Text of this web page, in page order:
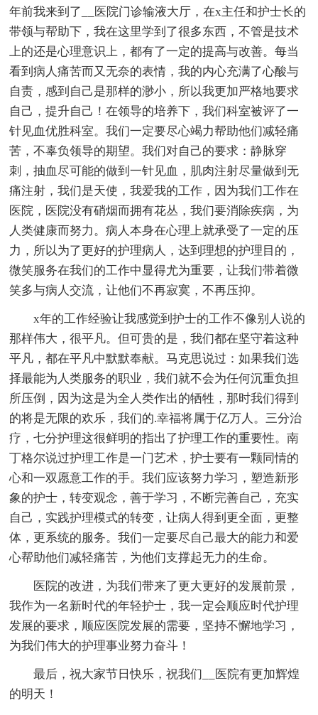
年前我来到了__医院门诊输液大厅，在x主任和护士长的
带领与帮助下，我在这里学到了很多东西，不管是技术
上的还是心理意识上，都有了一定的提高与改善。每当
看到病人痛苦而又无奈的表情，我的内心充满了心酸与
自责，感到自己是那样的渺小，所以我更加严格地要求
自己，提升自己！在领导的培养下，我们科室被评了一
针见血优胜科室。我们一定要尽心竭力帮助他们减轻痛
苦，不辜负领导的期望。我们对自己的要求：静脉穿
刺，抽血尽可能的做到一针见血，肌肉注射尽量做到无
痛注射，我们是天使，我爱我的工作，因为我们工作在
医院，医院没有硝烟而拥有花丛，我们要消除疾病，为
人类健康而努力。病人本身在心理上就承受了一定的压
力，所以为了更好的护理病人，达到理想的护理目的，
微笑服务在我们的工作中显得尤为重要，让我们带着微
笑多与病人交流，让他们不再寂寞，不再压抑。
x年的工作经验让我感觉到护士的工作不像别人说的
那样伟大，很平凡。但可贵的是，我们都在坚守着这种
平凡，都在平凡中默默奉献。马克思说过：如果我们选
择最能为人类服务的职业，我们就不会为任何沉重负担
所压倒，因为这是为全人类作出的牺牲，那时我们得到
的将是无限的欢乐，我们的.幸福将属于亿万人。三分治
疗，七分护理这很鲜明的指出了护理工作的重要性。南
丁格尔说过护理工作是一门艺术，护士要有一颗同情的
心和一双愿意工作的手。我们应该努力学习，塑造新形
象的护士，转变观念，善于学习，不断完善自己，充实
自己，实践护理模式的转变，让病人得到更全面，更整
体，更系统的服务。我们一定要尽自己最大的能力和爱
心帮助他们减轻痛苦，为他们支撑起无力的生命。
医院的改进，为我们带来了更大更好的发展前景，
我作为一名新时代的年轻护士，我一定会顺应时代护理
发展的要求，顺应医院发展的需要，坚持不懈地学习，
为我们伟大的护理事业努力奋斗！
最后，祝大家节日快乐，祝我们__医院有更加辉煌
的明天！